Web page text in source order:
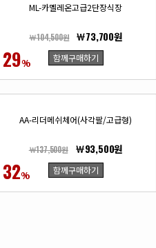
29%
ML-카멜레온고급2단장식장
￦104,500원 ￦73,700원
함께구매하기
32%
AA-리더메쉬체어(사각팔/고급형)
￦137,500원 ￦93,500원
함께구매하기